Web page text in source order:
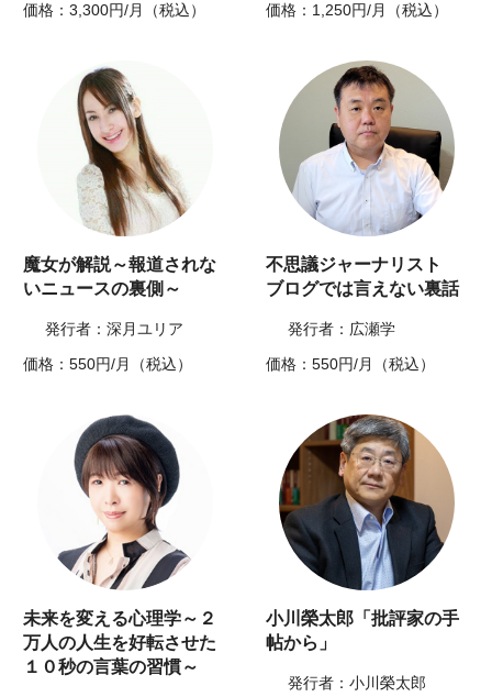
価格：3,300円/月（税込）
価格：1,250円/月（税込）
魔女が解説～報道されな
いニュースの裏側～
発行者：深月ユリア
価格：550円/月（税込）
不思議ジャーナリスト
ブログでは言えない裏話
発行者：広瀬学
価格：550円/月（税込）
未来を変える心理学～２
万人の人生を好転させた
１０秒の言葉の習慣～
小川榮太郎「批評家の手
帖から」
発行者：小川榮太郎